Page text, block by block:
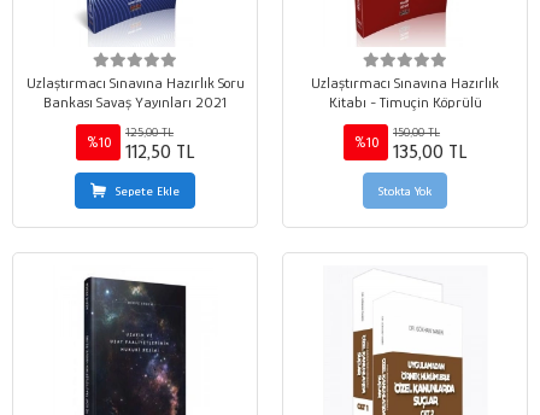
Uzlaştırmacı Sınavına Hazırlık Soru
Bankası Savaş Yayınları 2021
%10
125,00 TL
112,50 TL
Sepete Ekle
Uzlaştırmacı Sınavına Hazırlık
Kitabı - Timuçin Köprülü
%10
150,00 TL
135,00 TL
Stokta Yok